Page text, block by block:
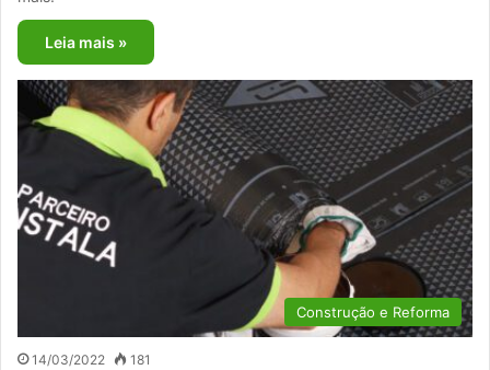
Leia mais »
Construção e Reforma
14/03/2022 181